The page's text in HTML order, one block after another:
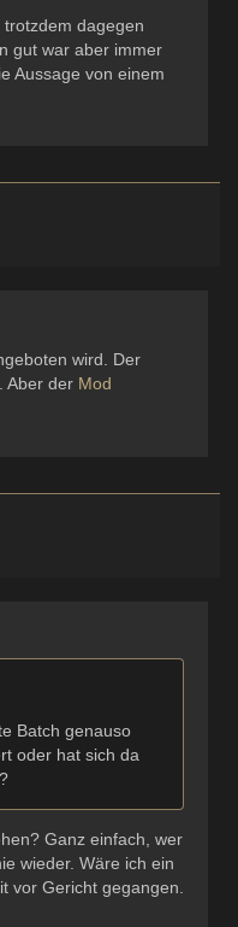
dagegen
gut war aber immer
Aussage von einem
wird. Der
Aber der Mod
Batch genauso
oder hat sich da
Ganz einfach, wer
wieder. Wäre ich ein
vor Gericht gegangen.